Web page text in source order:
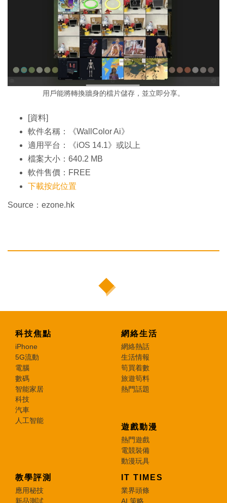
用戶能將轉換牆身的檔片儲存，並立即分享。
[資料]
軟件名稱：《WallColor Ai》
適用平台：《iOS 14.1》或以上
檔案大小：640.2 MB
軟件售價：FREE
下載按此位置
Source：ezone.hk
科技焦點
iPhone
5G流動
電腦
數碼
智能家居
科技
汽車
人工智能
網絡生活
網絡熱話
生活情報
筍買着數
旅遊筍料
熱門話題
遊戲動漫
熱門遊戲
電競裝備
動漫玩具
教學評測
應用秘技
新品測試
IT TIMES
業界頭條
AI 策略